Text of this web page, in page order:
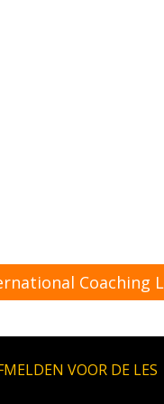
Coaching
VOOR DE LES